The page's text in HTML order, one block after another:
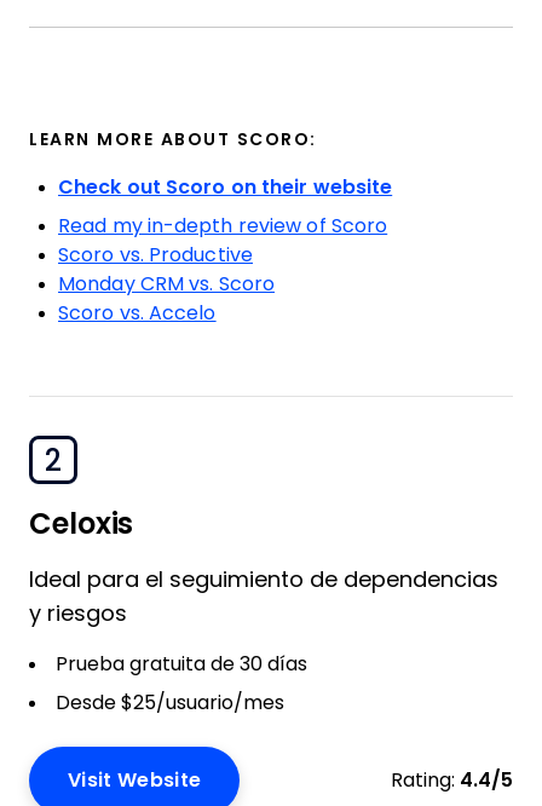
LEARN MORE ABOUT SCORO:
Check out Scoro on their website
Read my in-depth review of Scoro
Scoro vs. Productive
Monday CRM vs. Scoro
Scoro vs. Accelo
2
Celoxis
Ideal para el seguimiento de dependencias
y riesgos
Prueba gratuita de 30 días
Desde $25/usuario/mes
Visit Website Rating: 4.4/5